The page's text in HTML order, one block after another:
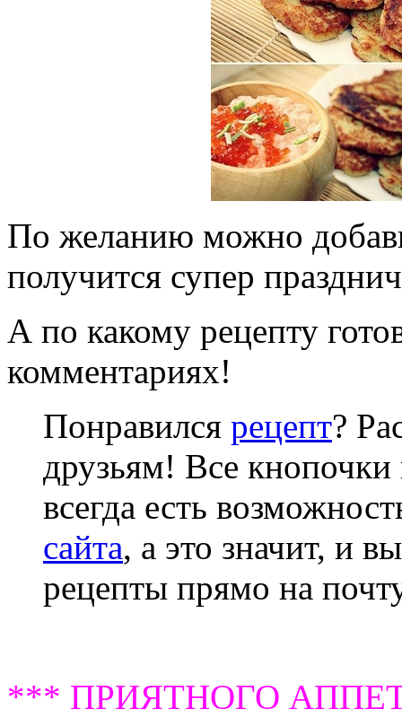
По желанию можно
получится супер
А по какому рецепту
комментариях!
Понравился рецепт?
друзьям! Все кнопочки
всегда есть
сайта, а это значит, и
рецепты прямо на
*** ПРИЯТНОГО